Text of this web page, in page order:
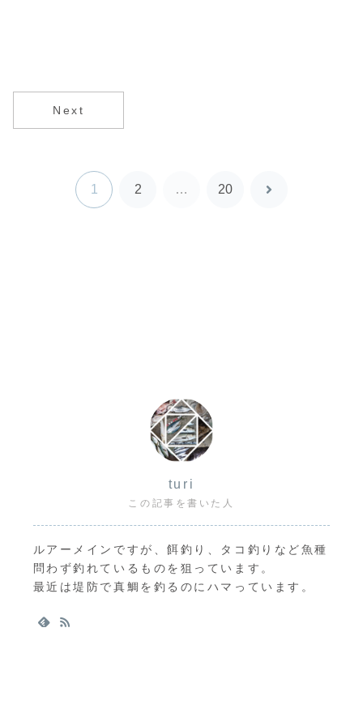
Next
1 2 … 20
次
turi
この記事を書いた人
ルアーメインですが、餌釣り、タコ釣りなど魚種
問わず釣れているものを狙っています。
最近は堤防で真鯛を釣るのにハマっています。